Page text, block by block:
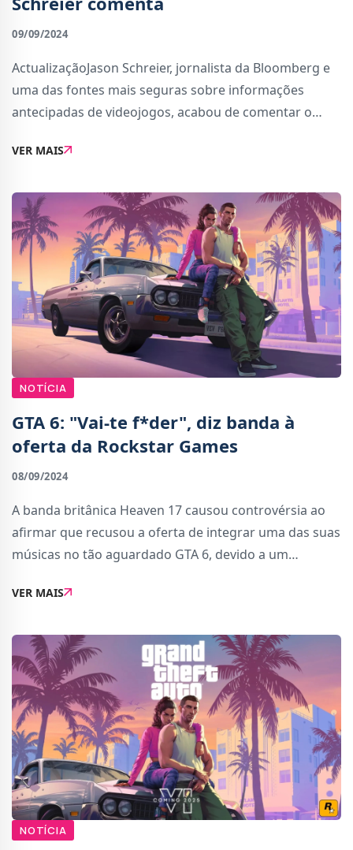
09/09/2024
ActualizaçãoJason Schreier, jornalista da Bloomberg e
uma das fontes mais seguras sobre informações
antecipadas de videojogos, acabou de comentar o
funcionários da Rockstar Games, que lhe disseram q
VER MAIS
NOTÍCIA
GTA 6: "Vai-te f*der", diz banda à
oferta da Rockstar Games
08/09/2024
A banda britânica Heaven 17 causou controvérsia ao
afirmar que recusou a oferta de integrar uma das suas
músicas no tão aguardado GTA 6, devido a um
Martyn Ware, partilhou o descontentamento com a of
VER MAIS
NOTÍCIA